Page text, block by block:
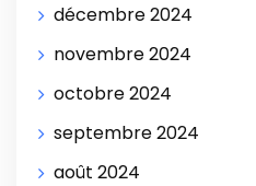
décembre 2024
novembre 2024
octobre 2024
septembre 2024
août 2024